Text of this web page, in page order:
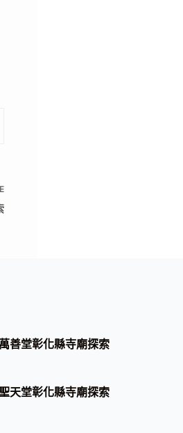
萬善堂彰化縣寺廟探索
天堂彰化縣寺廟探索